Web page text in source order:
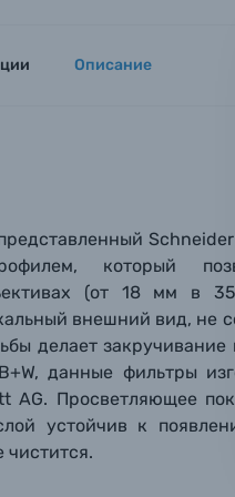
Ваш
Ваш
Вами с
Номер
Нажимая
Описание
который
(от 18 мм в
внешний вид, не
делает
данные фильтры
AG. Просветляющее
устойчив к
чистится.
Ваш